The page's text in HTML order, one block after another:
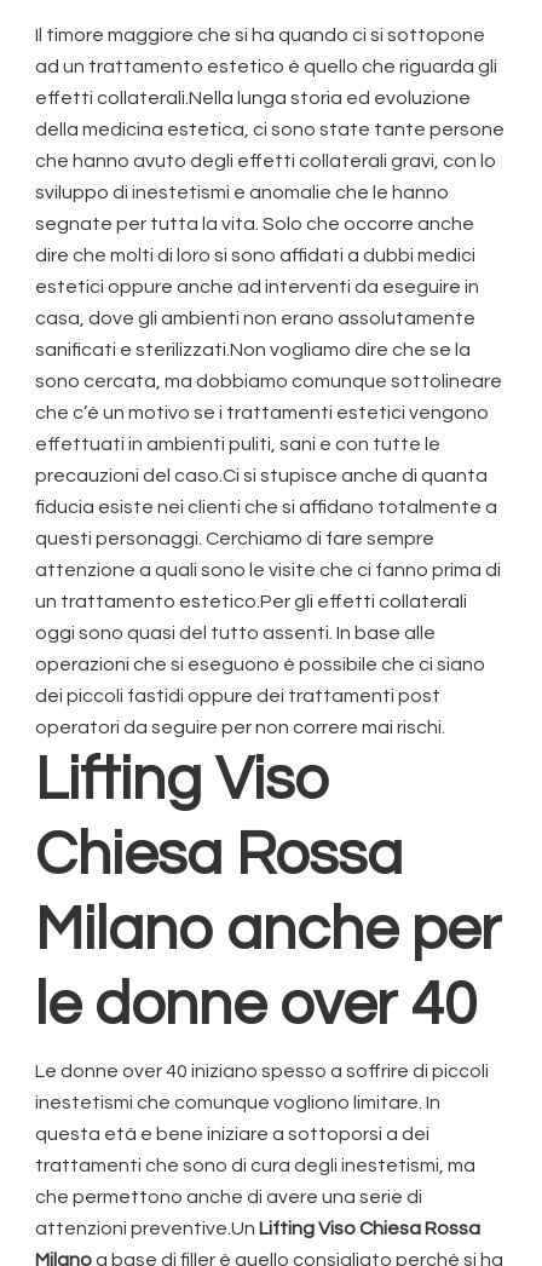
Il timore maggiore che si ha quando ci si sottopone
ad un trattamento estetico è quello che riguarda gli
effetti collaterali.Nella lunga storia ed evoluzione
della medicina estetica, ci sono state tante persone
che hanno avuto degli effetti collaterali gravi, con lo
sviluppo di inestetismi e anomalie che le hanno
segnate per tutta la vita. Solo che occorre anche
dire che molti di loro si sono affidati a dubbi medici
estetici oppure anche ad interventi da eseguire in
casa, dove gli ambienti non erano assolutamente
sanificati e sterilizzati.Non vogliamo dire che se la
sono cercata, ma dobbiamo comunque sottolineare
che c’è un motivo se i trattamenti estetici vengono
effettuati in ambienti puliti, sani e con tutte le
precauzioni del caso.Ci si stupisce anche di quanta
fiducia esiste nei clienti che si affidano totalmente a
questi personaggi. Cerchiamo di fare sempre
attenzione a quali sono le visite che ci fanno prima di
un trattamento estetico.Per gli effetti collaterali
oggi sono quasi del tutto assenti. In base alle
operazioni che si eseguono è possibile che ci siano
dei piccoli fastidi oppure dei trattamenti post
operatori da seguire per non correre mai rischi.
Lifting Viso
Chiesa Rossa
Milanoanche per
le donne over 40
Le donne over 40 iniziano spesso a soffrire di piccoli
inestetismi che comunque vogliono limitare. In
questa età e bene iniziare a sottoporsi a dei
trattamenti che sono di cura degli inestetismi, ma
che permettono anche di avere una serie di
attenzioni preventive.Un Lifting Viso Chiesa Rossa
Milanoa base di filler è quello consigliato perché si ha